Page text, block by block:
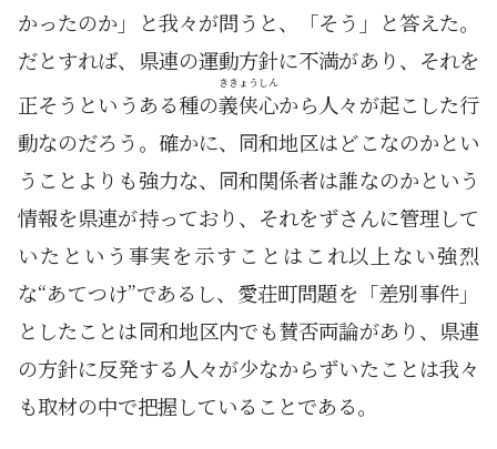
かったのか」と我々が問うと、「そう」と答えた。
だとすれば、県連の運動方針に不満があり、それを
正そうというある種の義侠心
ききょうしん
から人々が起こした行
動なのだろう。確かに、同和地区はどこなのかとい
うことよりも強力な、同和関係者は誰なのかという
情報を県連が持っており、それをずさんに管理して
いたという事実を示すことはこれ以上ない強烈
な“あてつけ”であるし、愛荘町問題を「差別事件」
としたことは同和地区内でも賛否両論があり、県連
の方針に反発する人々が少なからずいたことは我々
も取材の中で把握していることである。